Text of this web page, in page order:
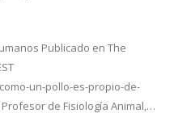
Publicado en The
un-pollo-es-propio-de-
de Fisiología Animal,…